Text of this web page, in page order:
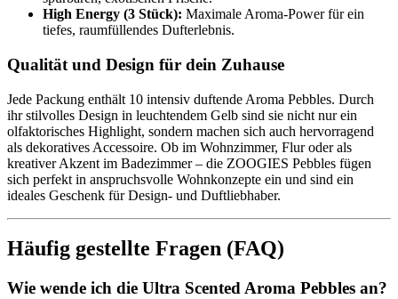
High Energy (3 Stück): Maximale Aroma-Power für ein
tiefes, raumfüllendes Dufterlebnis.
Qualität und Design für dein Zuhause
Jede Packung enthält 10 intensiv duftende Aroma Pebbles. Durch
ihr stilvolles Design in leuchtendem Gelb sind sie nicht nur ein
olfaktorisches Highlight, sondern machen sich auch hervorragend
als dekoratives Accessoire. Ob im Wohnzimmer, Flur oder als
kreativer Akzent im Badezimmer – die ZOOGIES Pebbles fügen
sich perfekt in anspruchsvolle Wohnkonzepte ein und sind ein
ideales Geschenk für Design- und Duftliebhaber.
Häufig gestellte Fragen (FAQ)
Wie wende ich die Ultra Scented Aroma Pebbles an?